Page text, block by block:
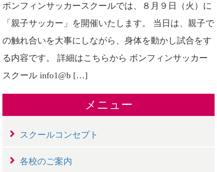
ボンフィンサッカースクールでは、８月９日（火）に
「親子サッカー」を開催いたします。 当日は、親子で
の触れ合いを大事にしながら、身体を動かし試合をす
る内容です。 詳細はこちらから ボンフィンサッカー
スクール info1@b […]
メニュー
スクールコンセプト
各校のご案内